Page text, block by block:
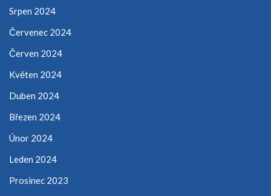
Srpen 2024
Červenec 2024
Červen 2024
Květen 2024
Duben 2024
Březen 2024
Únor 2024
Leden 2024
Prosinec 2023